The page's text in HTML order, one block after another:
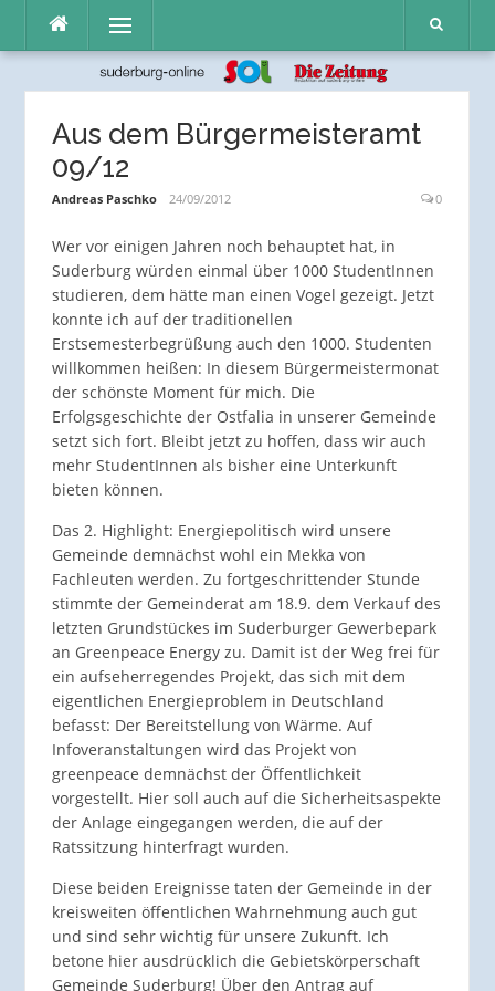
Inhalt
Menü
Aus dem Bürgermeisteramt
09/12
Andreas Paschko 24/09/2012 0
Wer vor einigen Jahren noch behauptet hat, in
Suderburg würden einmal über 1000 StudentInnen
studieren, dem hätte man einen Vogel gezeigt. Jetzt
konnte ich auf der traditionellen
Erstsemesterbegrüßung auch den 1000. Studenten
willkommen heißen: In diesem Bürgermeistermonat
der schönste Moment für mich. Die
Erfolgsgeschichte der Ostfalia in unserer Gemeinde
setzt sich fort. Bleibt jetzt zu hoffen, dass wir auch
mehr StudentInnen als bisher eine Unterkunft
bieten können.
Das 2. Highlight: Energiepolitisch wird unsere
Gemeinde demnächst wohl ein Mekka von
Fachleuten werden. Zu fortgeschrittender Stunde
stimmte der Gemeinderat am 18.9. dem Verkauf des
letzten Grundstückes im Suderburger Gewerbepark
an Greenpeace Energy zu. Damit ist der Weg frei für
ein aufseherregendes Projekt, das sich mit dem
eigentlichen Energieproblem in Deutschland
befasst: Der Bereitstellung von Wärme. Auf
Infoveranstaltungen wird das Projekt von
greenpeace demnächst der Öffentlichkeit
vorgestellt. Hier soll auch auf die Sicherheitsaspekte
der Anlage eingegangen werden, die auf der
Ratssitzung hinterfragt wurden.
Diese beiden Ereignisse taten der Gemeinde in der
kreisweiten öffentlichen Wahrnehmung auch gut
und sind sehr wichtig für unsere Zukunft. Ich
betone hier ausdrücklich die Gebietskörperschaft
Gemeinde Suderburg! Über den Antrag auf